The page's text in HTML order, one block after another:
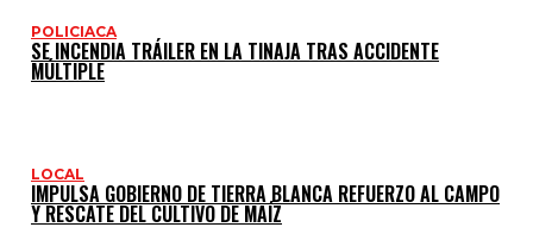
POLICIACA
SE INCENDIA TRÁILER EN LA TINAJA TRAS ACCIDENTE
MÚLTIPLE
LOCAL
IMPULSA GOBIERNO DE TIERRA BLANCA REFUERZO AL CAMPO
Y RESCATE DEL CULTIVO DE MAÍZ